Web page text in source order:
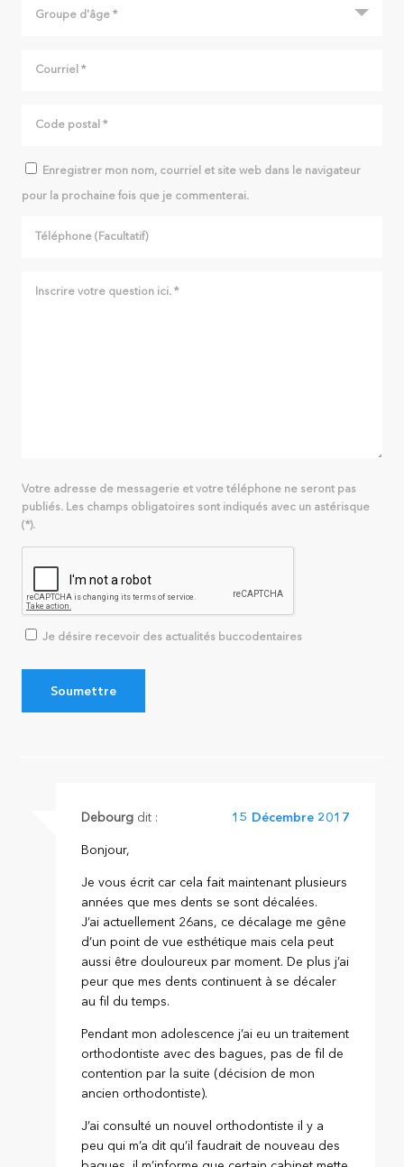
Enregistrer mon nom, courriel et site web dans le navigateur
pour la prochaine fois que je commenterai.
Votre adresse de messagerie et votre téléphone ne seront pas
publiés. Les champs obligatoires sont indiqués avec un astérisque
(*).
Je désire recevoir des actualités buccodentaires
Debourg dit : 15 Décembre 2017
Bonjour,
Je vous écrit car cela fait maintenant plusieurs
années que mes dents se sont décalées.
J’ai actuellement 26ans, ce décalage me gêne
d’un point de vue esthétique mais cela peut
aussi être douloureux par moment. De plus j’ai
peur que mes dents continuent à se décaler
au fil du temps.
Pendant mon adolescence j’ai eu un traitement
orthodontiste avec des bagues, pas de fil de
contention par la suite (décision de mon
ancien orthodontiste).
J’ai consulté un nouvel orthodontiste il y a
peu qui m’a dit qu’il faudrait de nouveau des